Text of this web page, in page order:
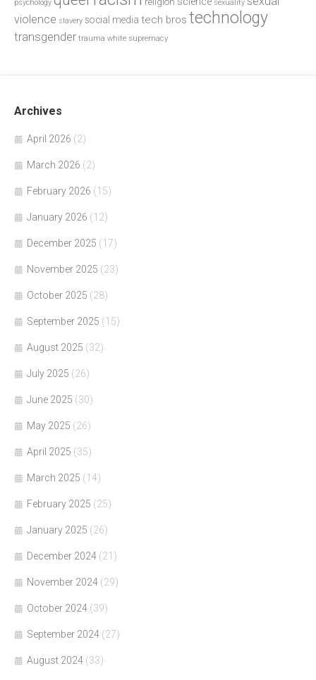
psychology sexuality
violence slavery social media tech bros technology
transgender trauma white supremacy
Archives
April 2026 (2)
March 2026 (2)
February 2026 (15)
January 2026 (12)
December 2025 (17)
November 2025 (23)
October 2025 (28)
September 2025 (15)
August 2025 (32)
July 2025 (26)
June 2025 (30)
May 2025 (26)
April 2025 (35)
March 2025 (14)
February 2025 (25)
January 2025 (26)
December 2024 (21)
November 2024 (29)
October 2024 (39)
September 2024 (27)
August 2024 (33)